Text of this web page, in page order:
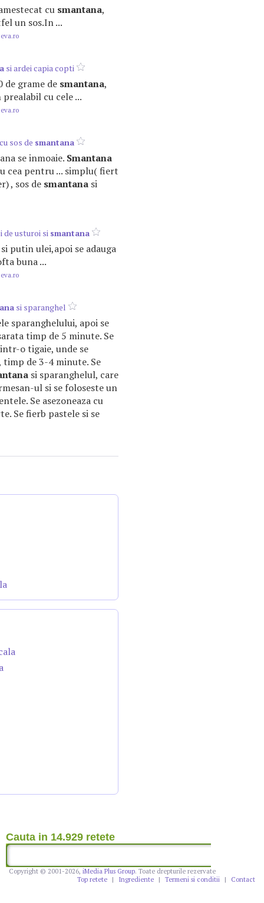
cu smantana,
un sos.In ...
si ardei capia copti
de grame de smantana,
cu cele ...
sos de smantana
se inmoaie. Smantana
cea pentru ... simplu( fiert
, sos de smantana si
de usturoi si smantana
putin ulei,apoi se adauga
buna ...
si sparanghel
sparanghelului, apoi se
timp de 5 minute. Se
o tigaie, unde se
timp de 3-4 minute. Se
si sparanghelul, care
ul si se foloseste un
Se asezoneaza cu
Se fierb pastele si se
Cauta in 14.929 retete
Copyright © 2001-2026, iMedia Plus Group. Toate drepturile rezervate
Top retete
| Ingrediente | Termeni si conditii | Contact